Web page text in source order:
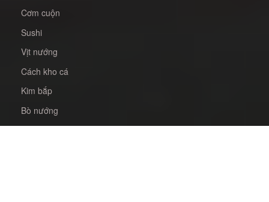
Cơm cuộn
Sushi
Vịt nướng
Cách kho cá
Kim bắp
Bò nướng